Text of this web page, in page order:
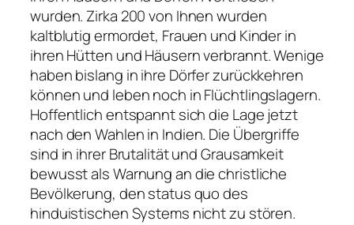
wurden. Zirka 200 von Ihnen wurden
kaltblutig ermordet, Frauen und Kinder in
ihren Hütten und Häusern verbrannt. Wenige
haben bislang in ihre Dörfer zurückkehren
können und leben noch in Flüchtlingslagern.
Hoffentlich entspannt sich die Lage jetzt
nach den Wahlen in Indien. Die Übergriffe
sind in ihrer Brutalität und Grausamkeit
bewusst als Warnung an die christliche
Bevölkerung, den status quo des
hinduistischen Systems nicht zu stören.